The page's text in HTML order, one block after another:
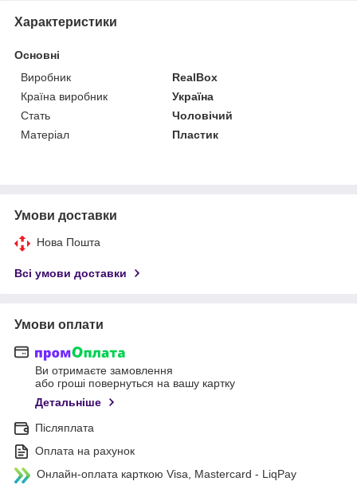
Характеристики
Основні
Виробник
RealBox
Країна виробник
Україна
Стать
Чоловічий
Матеріал
Пластик
Умови доставки
Нова Пошта
Всі умови доставки
Умови оплати
Ви отримаєте замовлення
або гроші повернуться на вашу картку
Детальніше
Післяплата
Оплата на рахунок
Онлайн-оплата карткою Visa, Mastercard - LiqPay